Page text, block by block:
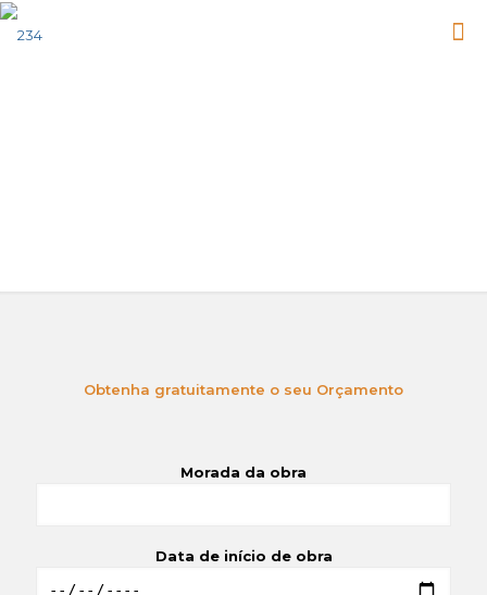
Obtenha gratuitamente o seu Orçamento
Morada da obra
Data de início de obra